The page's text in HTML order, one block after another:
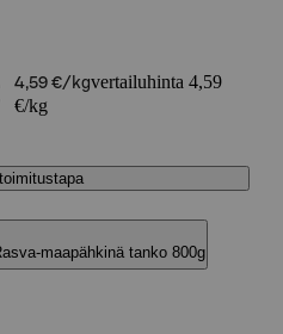
4,59 €/kgvertailuhinta 4,59
€/kg
maapähkinä tanko 800g